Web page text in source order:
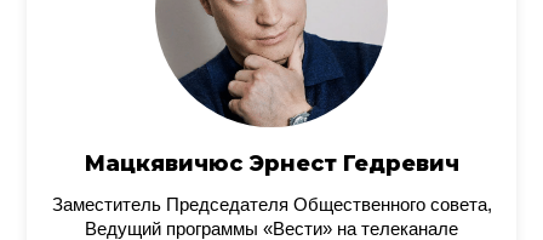
Мацкявичюс Эрнест Гедревич
Заместитель Председателя Общественного совета,
Ведущий программы «Вести» на телеканале